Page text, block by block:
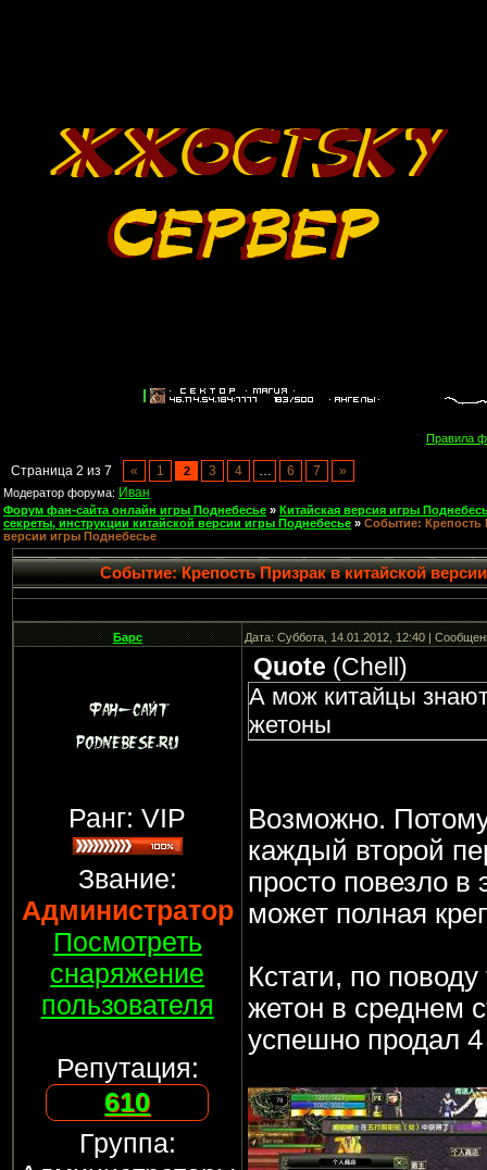
Правила
Страница 2 из 7 « 1 2 3 4 … 6 7 »
Модератор форума: Иван
Форум фан-сайта онлайн игры Поднебесье » Китайская версия игры
секреты, инструкции китайской версии игры Поднебесье » Событие: Крепость
версии игры Поднебесье
Событие: Крепость Призрак в китайской
Барс Дата: Суббота, 14.01.2012, 12:40 |
Ранг: VIP
Звание:
Администратор
Посмотреть
снаряжение
пользователя
Репутация:
610
Группа:
Quote (Chell)
А мож китайцы
жетоны
Возможно.
каждый второй
просто повезло в
может полная
Кстати, по
жетон в среднем
успешно продал